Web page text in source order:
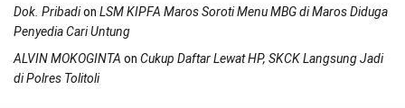
Dok. Pribadion LSM KIPFA Maros Soroti Menu MBG di Maros Diduga
Penyedia Cari Untung
ALVIN MOKOGINTA on Cukup Daftar Lewat HP, SKCK Langsung Jadi
di Polres Tolitoli